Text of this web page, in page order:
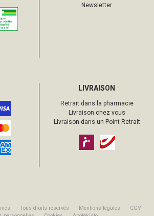
Newsletter
LIVRAISON
Retrait dans la pharmacie
Livraison chez vous
Livraison dans un Point Retrait
Tous droits réservés Mentions légales
CGV